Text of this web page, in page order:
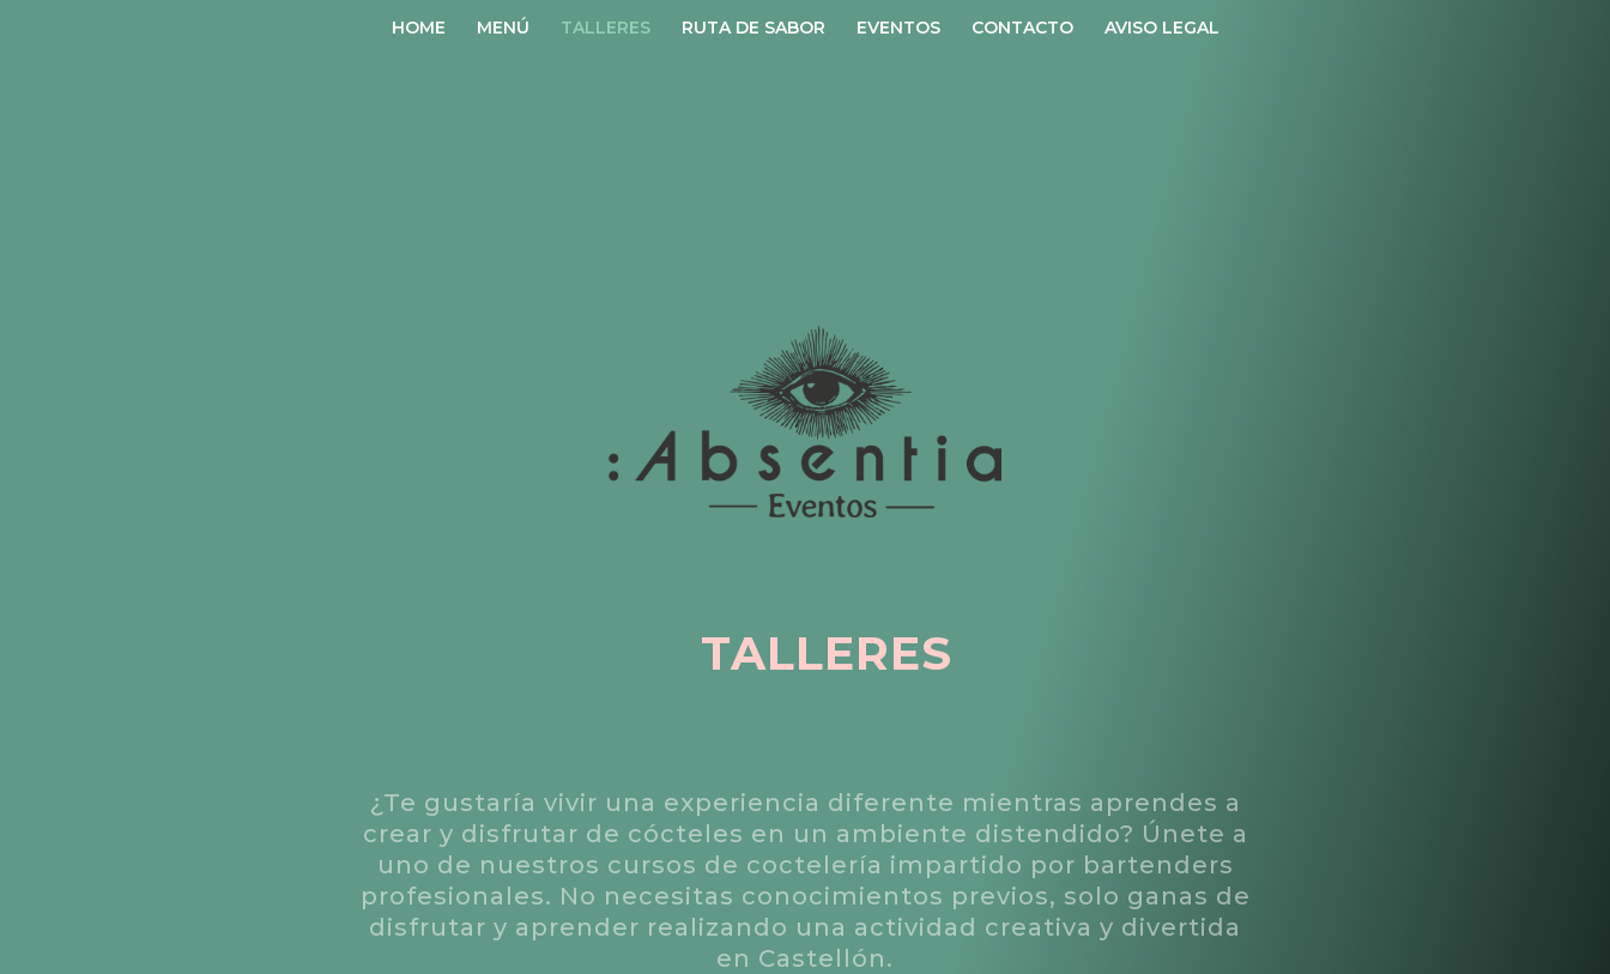
HOME MENÚ TALLERES RUTA DE SABOR EVENTOS CONTACTO AVISO LEGAL
TALLERES
¿Te gustaría vivir una experiencia diferente mientras aprendes a
crear y disfrutar de cócteles en un ambiente distendido? Únete a
uno de nuestros cursos de coctelería impartido por bartenders
profesionales. No necesitas conocimientos previos, solo ganas de
disfrutar y aprender realizando una actividad creativa y divertida
en Castellón.